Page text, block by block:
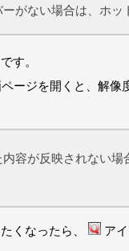
がない場合は、ホッ
す。
ージを開くと、解
内容が反映されない
くなったら、 ア